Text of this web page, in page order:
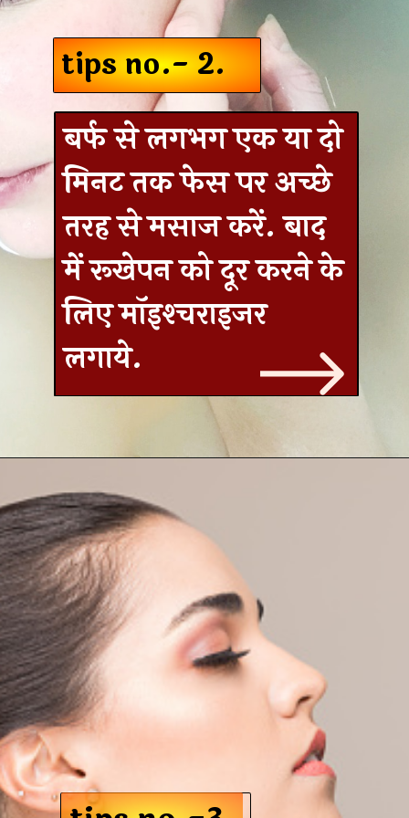
बर्फ से लगभग एक या दो
मिनट तक फेस पर अच्छे
तरह से मसाज करें. बाद
में रूखेपन को दूर करने के
लिए मॉइश्‍चराइजर
लगाये.
tips no.- 2.